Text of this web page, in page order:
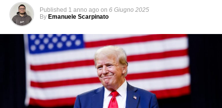
Published 1 anno ago on 6 Giugno 2025
By Emanuele Scarpinato